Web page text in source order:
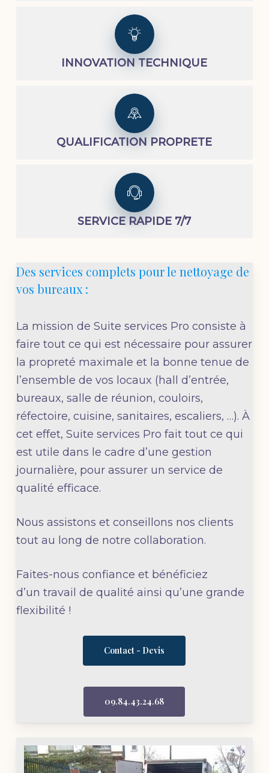
INNOVATION TECHNIQUE
QUALIFICATION PROPRETE
SERVICE RAPIDE 7/7
Des services complets pour le nettoyage de
vos bureaux :
La mission de Suite services Pro consiste à
faire tout ce qui est nécessaire pour assurer
la propreté maximale et la bonne tenue de
l’ensemble de vos locaux (hall d’entrée,
bureaux, salle de réunion, couloirs,
réfectoire, cuisine, sanitaires, escaliers, …). À
cet effet, Suite services Pro fait tout ce qui
est utile dans le cadre d’une gestion
journalière, pour assurer un service de
qualité efficace.
Nous assistons et conseillons nos clients
tout au long de notre collaboration.
Faites-nous confiance et bénéficiez
d’un travail de qualité ainsi qu’une grande
flexibilité !
Contact - Devis
09.84.43.24.68